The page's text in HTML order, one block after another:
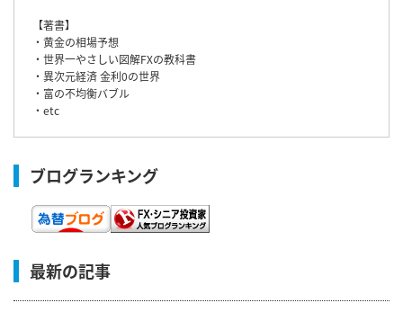
【著書】
・黄金の相場予想
・世界一やさしい図解FXの教科書
・異次元経済 金利0の世界
・富の不均衡バブル
・etc
ブログランキング
最新の記事